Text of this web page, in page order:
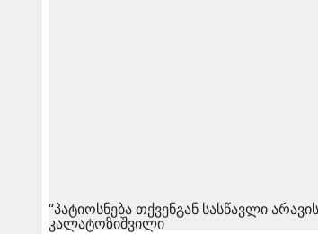
“პატიოსნება თქვენგან სასწავლი
კალატოზიშვილი